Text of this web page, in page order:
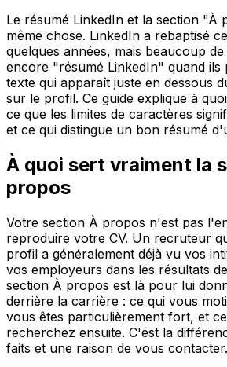
Le résumé LinkedIn et la section "À
même chose. LinkedIn a rebaptisé
quelques années, mais beaucoup
encore "résumé LinkedIn" quand ils
texte qui apparaît juste en dessous
sur le profil. Ce guide explique à
ce que les limites de caractères
et ce qui distingue un bon résumé
À quoi sert vraiment la
propos
Votre section À propos n'est pas
reproduire votre CV. Un recruteur
profil a généralement déjà vu vos
vos employeurs dans les résultats
section À propos est là pour lui
derrière la carrière : ce qui vous
vous êtes particulièrement fort, et
recherchez ensuite. C'est la
faits et une raison de vous contacter.